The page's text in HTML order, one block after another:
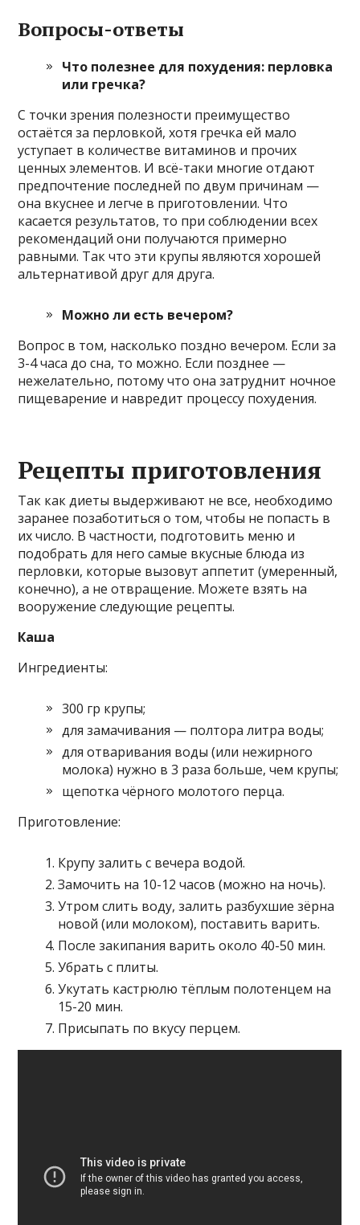
Вопросы-ответы
Что полезнее для похудения: перловка
или гречка?
С точки зрения полезности преимущество
остаётся за перловкой, хотя гречка ей мало
уступает в количестве витаминов и прочих
ценных элементов. И всё-таки многие отдают
предпочтение последней по двум причинам —
она вкуснее и легче в приготовлении. Что
касается результатов, то при соблюдении всех
рекомендаций они получаются примерно
равными. Так что эти крупы являются хорошей
альтернативой друг для друга.
Можно ли есть вечером?
Вопрос в том, насколько поздно вечером. Если за
3-4 часа до сна, то можно. Если позднее —
нежелательно, потому что она затруднит ночное
пищеварение и навредит процессу похудения.
Рецепты приготовления
Так как диеты выдерживают не все, необходимо
заранее позаботиться о том, чтобы не попасть в
их число. В частности, подготовить меню и
подобрать для него самые вкусные блюда из
перловки, которые вызовут аппетит (умеренный,
конечно), а не отвращение. Можете взять на
вооружение следующие рецепты.
Каша
Ингредиенты:
300 гр крупы;
для замачивания — полтора литра воды;
для отваривания воды (или нежирного
молока) нужно в 3 раза больше, чем крупы;
щепотка чёрного молотого перца.
Приготовление:
Крупу залить с вечера водой.
Замочить на 10-12 часов (можно на ночь).
Утром слить воду, залить разбухшие зёрна
новой (или молоком), поставить варить.
После закипания варить около 40-50 мин.
Убрать с плиты.
Укутать кастрюлю тёплым полотенцем на
15-20 мин.
Присыпать по вкусу перцем.